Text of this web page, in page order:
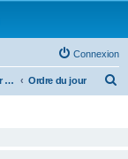
Connexion
Ordre du jour et Compte-rendus de réunion Ordre du jour